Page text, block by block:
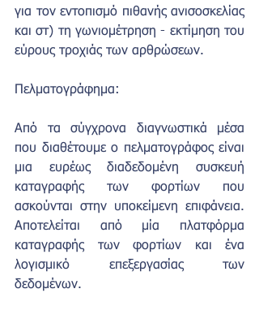
για τον εντοπισμό πιθανής ανισοσκελίας
και στ) τη γωνιομέτρηση - εκτίμηση του
εύρους τροχιάς των αρθρώσεων.
Πελματογράφημα:
Από τα σύγχρονα διαγνωστικά μέσα
που διαθέτουμε ο πελματογράφος είναι
μια ευρέως διαδεδομένη συσκευή
καταγραφής των φορτίων που
ασκούνται στην υποκείμενη επιφάνεια.
Αποτελείται από μία πλατφόρμα
καταγραφής των φορτίων και ένα
λογισμικό επεξεργασίας των
δεδομένων.